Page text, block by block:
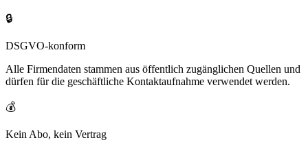
🔒
DSGVO-konform
Alle Firmendaten stammen aus öffentlich zugänglichen Quellen und
dürfen für die geschäftliche Kontaktaufnahme verwendet werden.
💰
Kein Abo, kein Vertrag